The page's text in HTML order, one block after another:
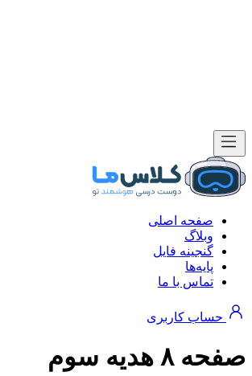
صفحه اصلی
وبلاگ
گنجینه فایل
پایه‌ها
تماس با ما
حساب کاربری
صفحه ۸ هدیه سوم